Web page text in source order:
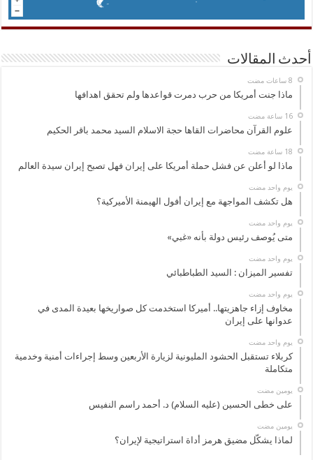
أحدث المقالات
ماذا جنت أمريكا من حرب دمرت قواعدها ولم تحقق اهدافها
‏16 ساعة مضت
علوم القرآن محاضرات القاها حجة الاسلام السيد محمد باقر الحكيم
ماذا لو أعلن عن فشل حملة أمريكا على إيران فهل تصبح إيران سيدة العالم
‏يوم واحد مضت
هل تكشف المواجهة مع إيران أفول الهيمنة الأميركية؟
‏يوم واحد مضت
متى يُوصف رئيس دولة بأنه «غبي»
‏يوم واحد مضت
تفسير الميزان : السيد الطباطبائي
‏يوم واحد مضت
مخاوف إزاء جاهزيتها.. أميركا استخدمت كل صواريخها بعيدة المدى في
عدوانها على إيران
‏يوم واحد مضت
كربلاء تستقبل الحشود المليونية لزيارة الأربعين وسط إجراءات أمنية وخدمية
متكاملة
‏يومين مضت
على خطى الحسين (عليه السلام) د. أحمد راسم النفيس
‏يومين مضت
لماذا يشكّل مضيق هرمز أداة استراتيجية لإيران؟